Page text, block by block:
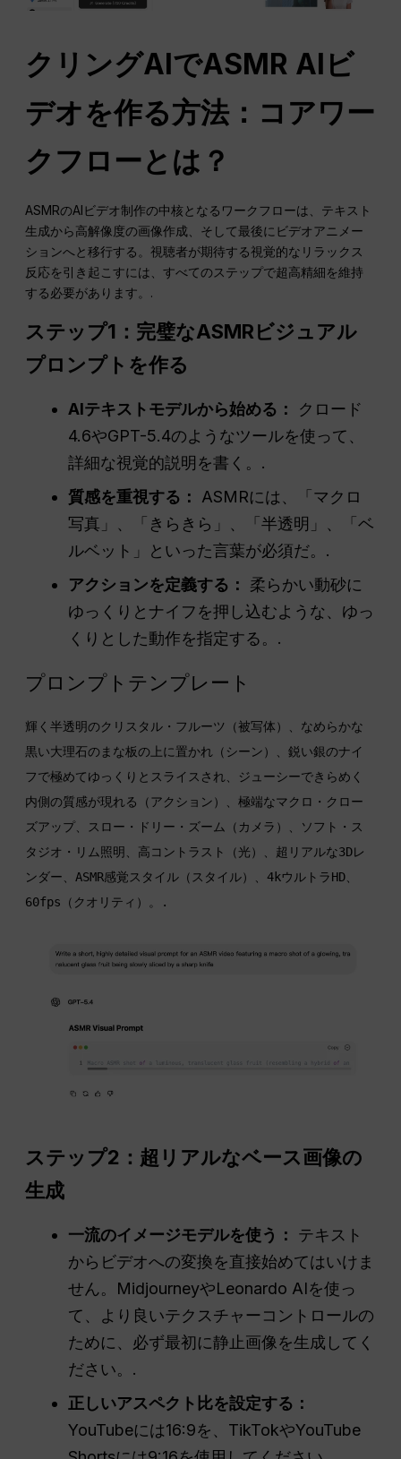
クリングAIでASMR AIビ
デオを作る方法：コアワー
クフローとは？
ASMRのAIビデオ制作の中核となるワークフローは、テキスト
生成から高解像度の画像作成、そして最後にビデオアニメー
ションへと移行する。視聴者が期待する視覚的なリラックス
反応を引き起こすには、すべてのステップで超高精細を維持
する必要があります。.
ステップ1：完璧なASMRビジュアル
プロンプトを作る
AIテキストモデルから始める：
クロード
4.6やGPT-5.4のようなツールを使って、
詳細な視覚的説明を書く。.
質感を重視する：
ASMRには、「マクロ
写真」、「きらきら」、「半透明」、「ベ
ルベット」といった言葉が必須だ。.
アクションを定義する：
柔らかい動砂に
ゆっくりとナイフを押し込むような、ゆっ
くりとした動作を指定する。.
プロンプトテンプレート
輝く半透明のクリスタル・フルーツ（被写体）、なめらかな
黒い大理石のまな板の上に置かれ（シーン）、鋭い銀のナイ
フで極めてゆっくりとスライスされ、ジューシーできらめく
内側の質感が現れる（アクション）、極端なマクロ・クロー
ズアップ、スロー・ドリー・ズーム（カメラ）、ソフト・ス
タジオ・リム照明、高コントラスト（光）、超リアルな3Dレ
ンダー、ASMR感覚スタイル（スタイル）、4kウルトラHD、
60fps（クオリティ）。.
ステップ2：超リアルなベース画像の
生成
一流のイメージモデルを使う：
テキスト
からビデオへの変換を直接始めてはいけま
せん。MidjourneyやLeonardo AIを使っ
て、より良いテクスチャーコントロールの
ために、必ず最初に静止画像を生成してく
ださい。.
正しいアスペクト比を設定する：
YouTubeには16:9を、TikTokやYouTube